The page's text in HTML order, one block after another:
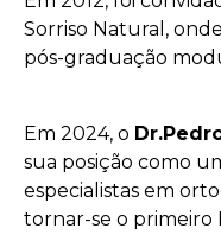
Sorriso Natural,
pós-graduação
Em 2024, o
sua posição como
especialistas em
tornar-se o primeiro